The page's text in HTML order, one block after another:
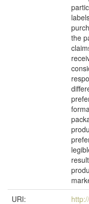
the
URI: